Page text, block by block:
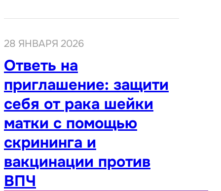
28 ЯНВАРЯ 2026
Ответь на
приглашение: защити
себя от рака шейки
матки с помощью
скрининга и
вакцинации против
ВПЧ